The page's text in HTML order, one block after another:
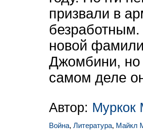
призвали в
новой
Джомбини, но
самом деле
Автор: Муркок
Война, Литература, Майкл